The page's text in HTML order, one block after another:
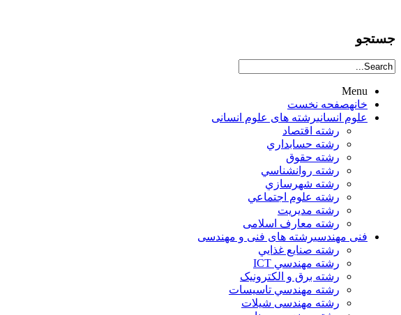
جستجو
Menu
خانهصفحه نخست
علوم انسانيرشته های علوم انسانی
رشته اقتصاد
رشته حسابداري
رشته حقوق
رشته روانشناسي
رشته شهرسازي
رشته علوم اجتماعي
رشته مديريت
رشته معارف اسلامی
فنی مهندسیرشته های فنی و مهندسی
رشته صنايع غذايي
رشته مهندسي ICT
رشته برق و الکترونيک
رشته مهندسي تاسيسات
رشته مهندسی شیلات